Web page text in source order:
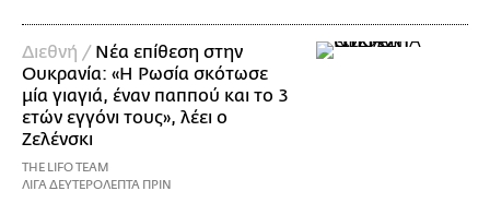
Διεθνή / Νέα επίθεση στην
Ουκρανία: «Η Ρωσία σκότωσε
μία γιαγιά, έναν παππού και το 3
ετών εγγόνι τους», λέει ο
Ζελένσκι
THE LIFO TEAM
ΛΙΓΑ ΔΕΥΤΕΡΟΛΕΠΤΑ ΠΡΙΝ